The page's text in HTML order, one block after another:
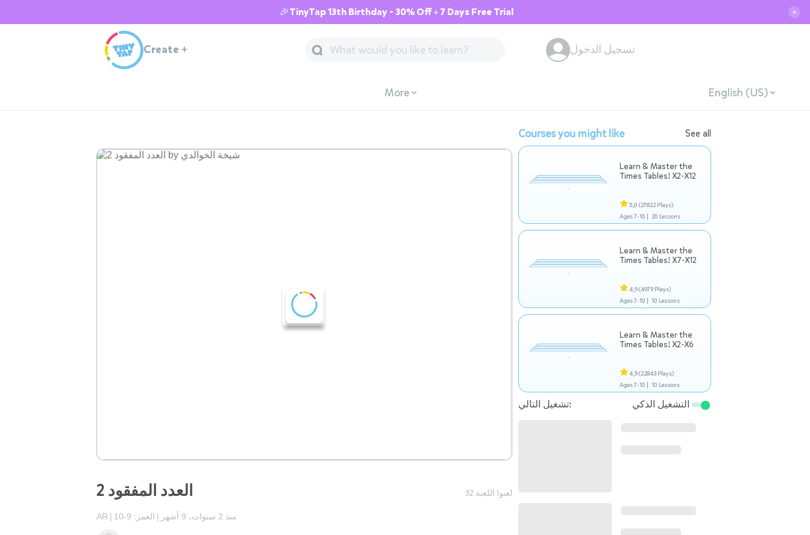
🎉TinyTap 13th Birthday - 30% Off + 7 Days Free Trial ✕
Create + تسجيل الدخول
More English (US)
العدد المفقود 2 32 لعبوا اللعبة
AR العمر: 9-10 منذ 2 سنوات، 9 أشهر
Courses you might like See all
Learn & Master the
Times Tables! X2-X12
5,0 (27822 Plays)
Ages 7-10 | 20 Lessons
Learn & Master the
Times Tables! X7-X12
4,9(4979 Plays)
Ages 7-10 | 10 Lessons
Learn & Master the
Times Tables! X2-X6
4,9(22843 Plays)
Ages 7-10 | 10 Lessons
تشغيل التالي: